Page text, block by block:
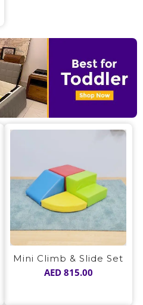
Mini Climb & Slide Set
AED815.00